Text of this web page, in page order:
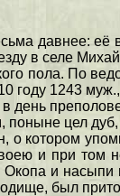
давнее:
в селе
пола. По
году 1243
день
цел
о котором
и при том
Окопа и
был